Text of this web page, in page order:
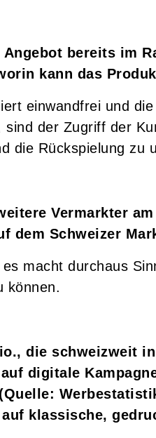
Angebot bereits im
kann das
einwandfrei und
sind der Zugriff der
die Rückspielung zu
Vermarkter
dem Schweizer
macht durchaus
können.
die schweizweit
digitale
klassische,